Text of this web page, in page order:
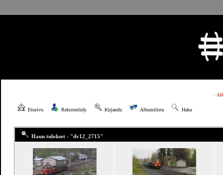
»
Etusivu Rekisteröidy Kirjaudu Albumilista Haku
Haun tulokset - "dv12_2715"